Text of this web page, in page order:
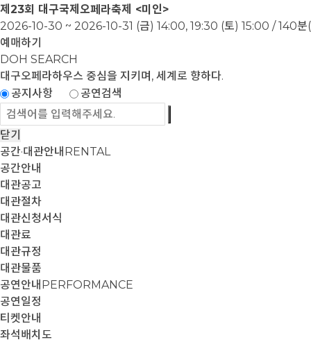
제23회 대구국제오페라축제 <미인>
2026-10-30 ~ 2026-10-31 (금) 14:00, 19:30 (토) 15:00 / 140분
예매하기
DOH SEARCH
대구오페라하우스 중심을 지키며, 세계로 향하다.
공지사항
공연검색
닫기
공간·대관안내 RENTAL
공간안내
대관공고
대관절차
대관신청서식
대관료
대관규정
대관물품
공연안내 PERFORMANCE
공연일정
티켓안내
좌석배치도